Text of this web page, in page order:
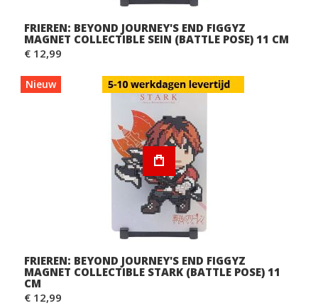
FRIEREN: BEYOND JOURNEY'S END FIGGYZ
MAGNET COLLECTIBLE SEIN (BATTLE POSE) 11 CM
€ 12,99
Nieuw
FRIEREN: BEYOND JOURNEY'S END FIGGYZ
MAGNET COLLECTIBLE STARK (BATTLE POSE) 11
CM
€ 12,99